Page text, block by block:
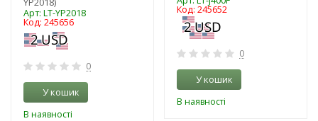
Арт: LT-YP2018
Код: 245656
0
У кошик
В наявності
Код: 245652
0
У кошик
В наявності